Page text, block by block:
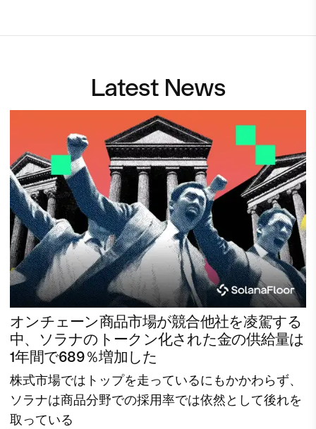
Latest News
オンチェーン商品市場が競合他社を凌駕する
中、ソラナのトークン化された金の供給量は
1年間で689％増加した
株式市場ではトップを走っているにもかかわらず、
ソラナは商品分野での採用率では依然として後れを
取っている